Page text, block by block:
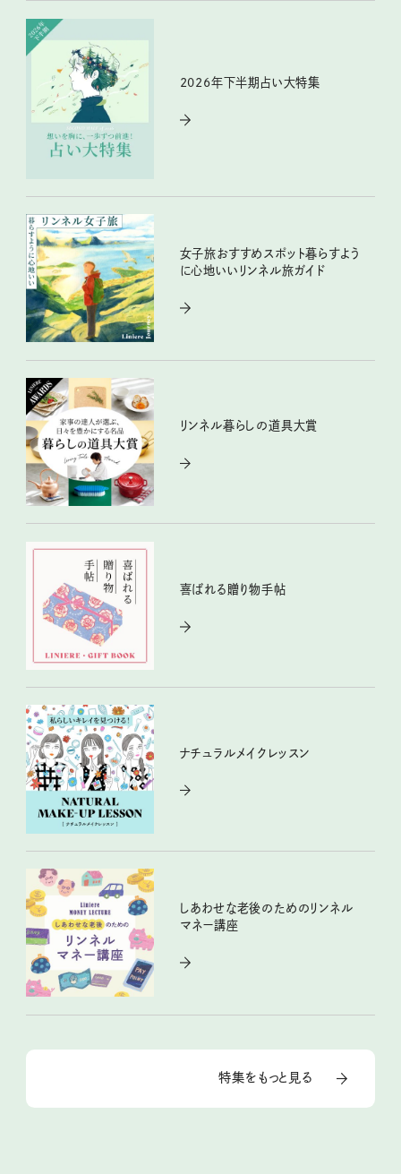
2026年下半期占い大特集
女子旅おすすめスポット暮らすよう
に心地いいリンネル旅ガイド
リンネル暮らしの道具大賞
喜ばれる贈り物手帖
ナチュラルメイクレッスン
しあわせな老後のためのリンネル
マネー講座
特集をもっと見る